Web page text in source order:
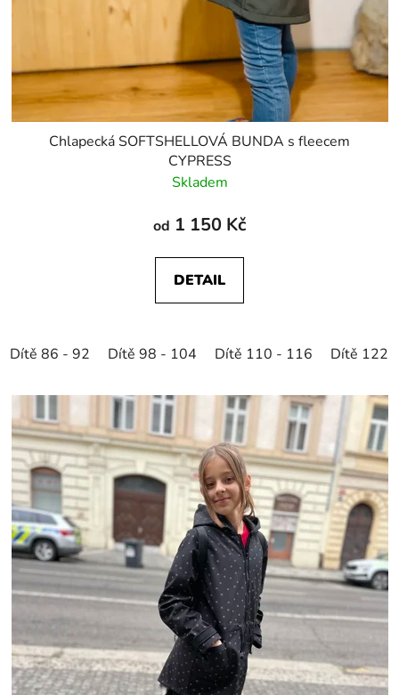
Chlapecká SOFTSHELLOVÁ BUNDA s fleecem
CYPRESS
Skladem
od 1 150 Kč
DETAIL
Dítě 86 - 92 Dítě 98 - 104 Dítě 110 - 116 Dítě 122